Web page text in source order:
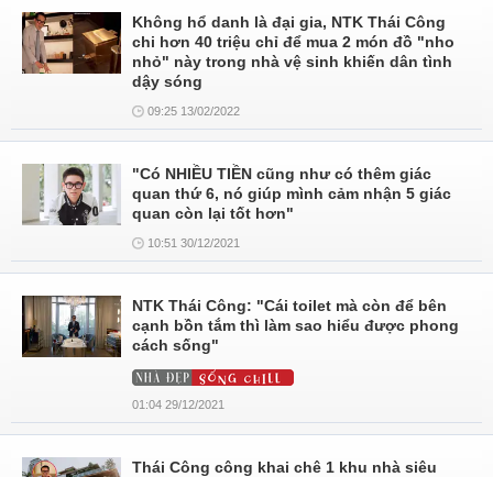
Không hổ danh là đại gia, NTK Thái Công
chi hơn 40 triệu chỉ để mua 2 món đồ "nho
nhỏ" này trong nhà vệ sinh khiến dân tình
dậy sóng
09:25 13/02/2022
"Có NHIỀU TIỀN cũng như có thêm giác
quan thứ 6, nó giúp mình cảm nhận 5 giác
quan còn lại tốt hơn"
10:51 30/12/2021
NTK Thái Công: "Cái toilet mà còn để bên
cạnh bồn tắm thì làm sao hiểu được phong
cách sống"
01:04 29/12/2021
Thái Công công khai chê 1 khu nhà siêu